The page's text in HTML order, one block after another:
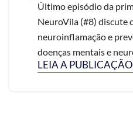
Último episódio da
NeuroVila (#8) discute
neuroinflamação e
doenças mentais e
LEIA A PUBLICAÇÃO